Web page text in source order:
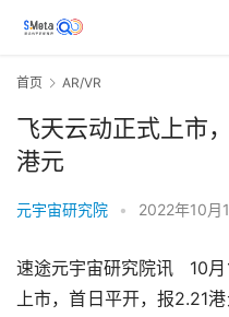
首页 AR/VR
飞天云动正式上市
港元
元宇宙研究院 • 2022年10月
速途元宇宙研究院讯   10
上市，首日平开，报2.21